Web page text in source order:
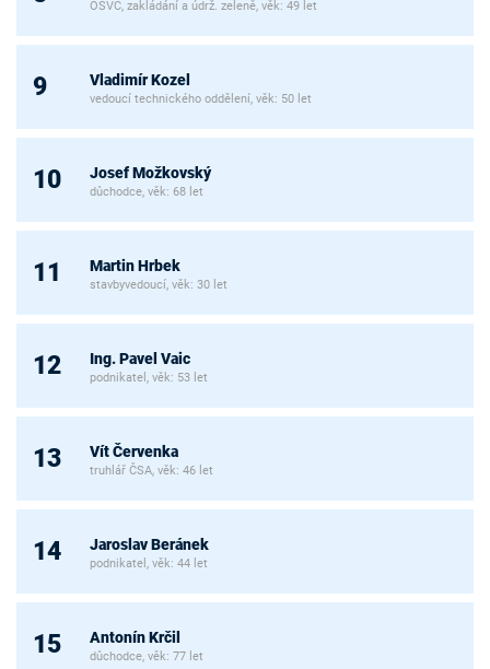
OSVČ, zakládání a údrž. zeleně, věk: 49 let
9 Vladimír Kozel
vedoucí technického oddělení, věk: 50 let
10 Josef Možkovský
důchodce, věk: 68 let
11 Martin Hrbek
stavbyvedoucí, věk: 30 let
12 Ing. Pavel Vaic
podnikatel, věk: 53 let
13 Vít Červenka
truhlář ČSA, věk: 46 let
14 Jaroslav Beránek
podnikatel, věk: 44 let
15 Antonín Krčil
důchodce, věk: 77 let